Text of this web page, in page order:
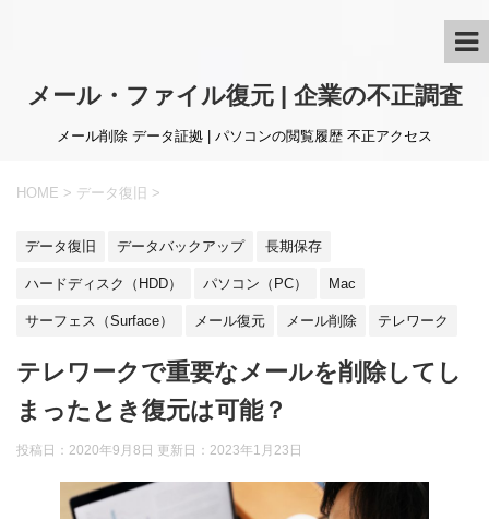
メール・ファイル復元 | 企業の不正調査
メール削除 データ証拠 | パソコンの閲覧履歴 不正アクセス
HOME > データ復旧 >
データ復旧 データバックアップ 長期保存
ハードディスク（HDD） パソコン（PC） Mac
サーフェス（Surface） メール復元 メール削除 テレワーク
テレワークで重要なメールを削除してし
まったとき復元は可能？
投稿日：2020年9月8日 更新日： 2023年1月23日